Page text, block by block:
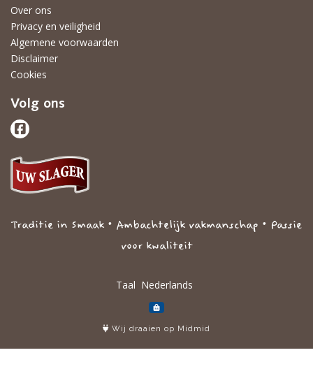
Over ons
Privacy en veiligheid
Algemene voorwaarden
Disclaimer
Cookies
Volg ons
Traditie in Smaak • Ambachtelijk vakmanschap • Passie
voor kwaliteit
Taal
Wij draaien op Midmid